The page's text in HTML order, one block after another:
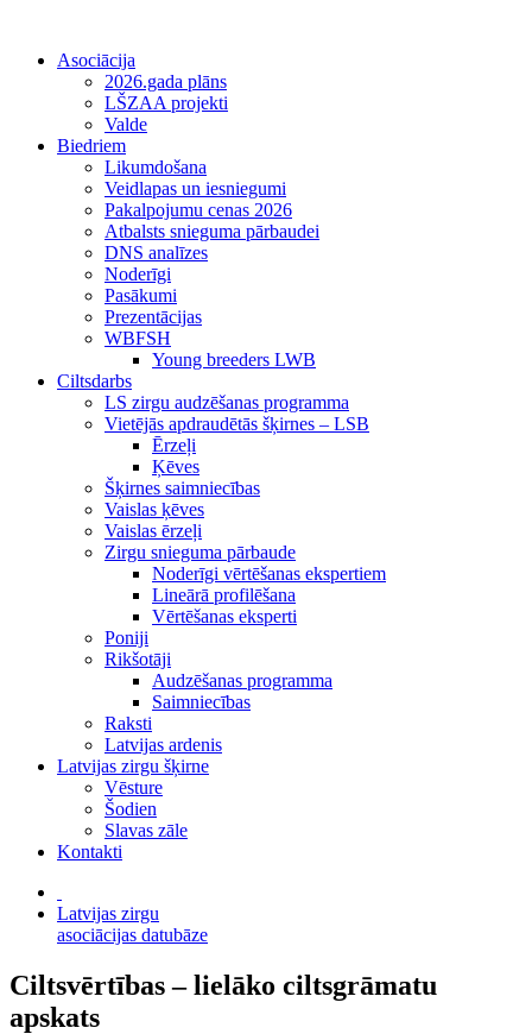
Asociācija
2026.gada plāns
LŠZAA projekti
Valde
Biedriem
Likumdošana
Veidlapas un iesniegumi
Pakalpojumu cenas 2026
Atbalsts snieguma pārbaudei
DNS analīzes
Noderīgi
Pasākumi
Prezentācijas
WBFSH
Young breeders LWB
Ciltsdarbs
LS zirgu audzēšanas programma
Vietējās apdraudētās šķirnes – LSB
Ērzeļi
Ķēves
Šķirnes saimniecības
Vaislas ķēves
Vaislas ērzeļi
Zirgu snieguma pārbaude
Noderīgi vērtēšanas ekspertiem
Lineārā profilēšana
Vērtēšanas eksperti
Poniji
Rikšotāji
Audzēšanas programma
Saimniecības
Raksti
Latvijas ardenis
Latvijas zirgu šķirne
Vēsture
Šodien
Slavas zāle
Kontakti
Latvijas zirgu
asociācijas datubāze
Ciltsvērtības – lielāko ciltsgrāmatu
apskats